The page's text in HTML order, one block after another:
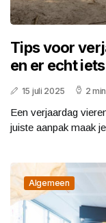
Tips voor
en er echt
15 juli 2025 2
Een verjaardag
juiste aanpak maak
Algemeen